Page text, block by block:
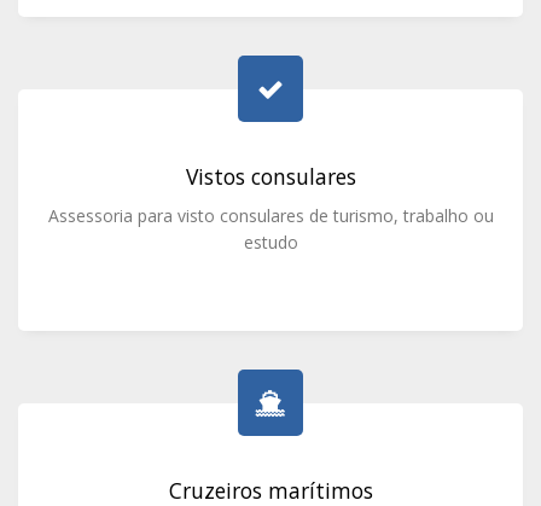
Vistos consulares
Assessoria para visto consulares de turismo, trabalho ou
estudo
Cruzeiros marítimos